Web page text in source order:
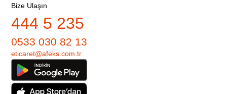
Bize Ulaşın
444 5 235
0533 030 82 13
eticaret@afeks.com.tr